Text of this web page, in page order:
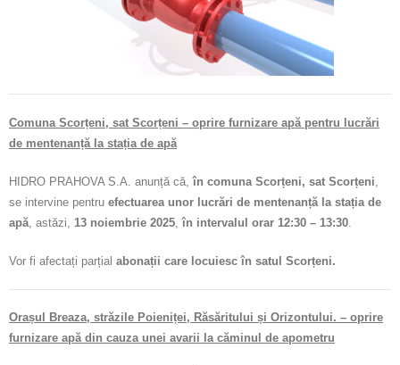
Comuna Scorțeni, sat Scorțeni – oprire furnizare apă pentru lucrări
de mentenanță la stația de apă
HIDRO PRAHOVA S.A. anunță că,în comuna Scorțeni, sat Scorțeni
se intervine pentru efectuarea unor lucrări de mentenanță la stația de
apă , astăzi, 13 noiembrie 2025 ,în intervalul orar 12:30 – 13:30
Vor fi afectați parțial abonații care locuiesc în satul Scorțeni.
Orașul Breaza, străzile Poieniței, Răsăritului și Orizontului. – oprire
furnizare apă din cauza unei avarii la căminul de apometru